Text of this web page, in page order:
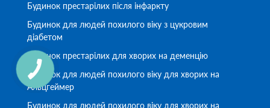
Будинок престарілих після інфаркту
Будинок для людей похилого віку з цукровим
діабетом
Будинок престарілих для хворих на деменцію
Будинок для людей похилого віку для хворих на
Альцгеймер
Будинок для людей похилого віку для хворих на